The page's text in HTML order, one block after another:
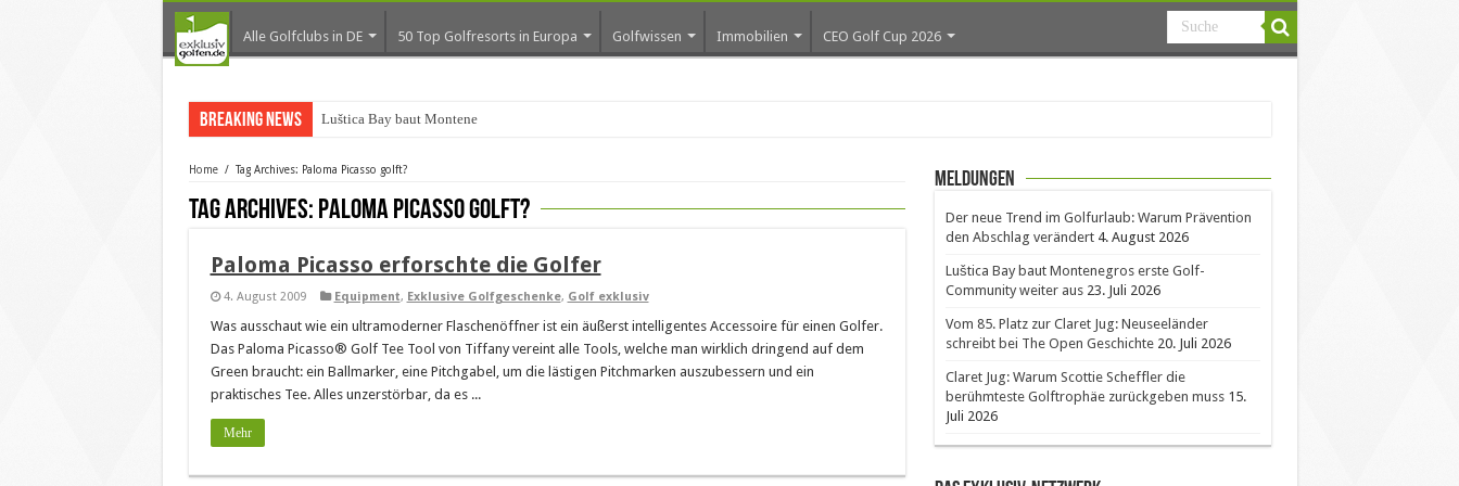
Alle Golfclubs in DE 50 Top Golfresorts in Europa Golfwissen Immobilien CEO Golf Cup 2026
Breaking News Luštica Bay baut Montenegros ers
Home / Tag Archives: Paloma Picasso golft?
Tag Archives: Paloma Picasso golft?
Paloma Picasso erforschte die Golfer
4. August 2009 Equipment, Exklusive Golfgeschenke, Golf exklusiv
Was ausschaut wie ein ultramoderner Flaschenöffner ist ein äußerst intelligentes Accessoire für einen Golfer.
Das Paloma Picasso® Golf Tee Tool von Tiffany vereint alle Tools, welche man wirklich dringend auf dem
Green braucht: ein Ballmarker, eine Pitchgabel, um die lästigen Pitchmarken auszubessern und ein
praktisches Tee. Alles unzerstörbar, da es ...
Mehr
Meldungen
Der neue Trend im Golfurlaub: Warum Prävention
den Abschlag verändert 4. August 2026
Luštica Bay baut Montenegros erste Golf-
Community weiter aus 23. Juli 2026
Vom 85. Platz zur Claret Jug: Neuseeländer
schreibt bei The Open Geschichte 20. Juli 2026
Claret Jug: Warum Scottie Scheffler die
berühmteste Golftrophäe zurückgeben muss 15.
Juli 2026